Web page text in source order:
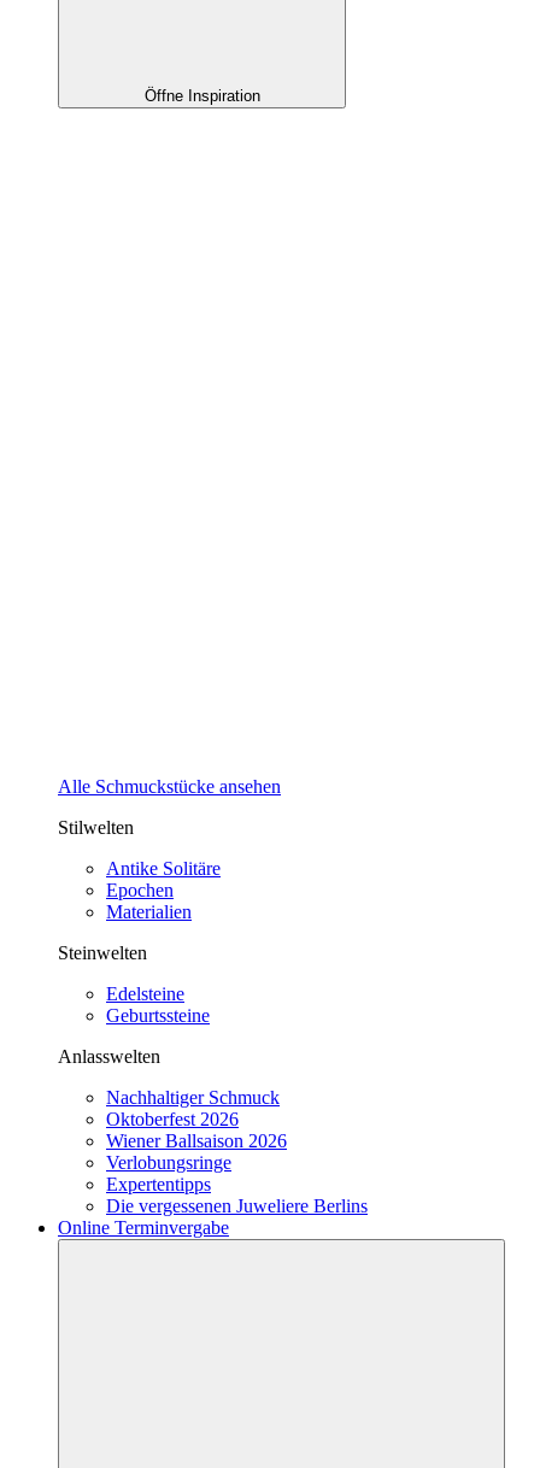
Öffne Inspiration
Alle Schmuckstücke ansehen
Stilwelten
Antike Solitäre
Epochen
Materialien
Steinwelten
Edelsteine
Geburtssteine
Anlasswelten
Nachhaltiger Schmuck
Oktoberfest 2026
Wiener Ballsaison 2026
Verlobungsringe
Expertentipps
Die vergessenen Juweliere Berlins
Online Terminvergabe